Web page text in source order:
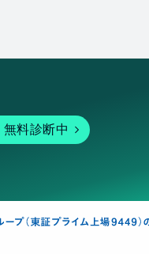
無料診断中